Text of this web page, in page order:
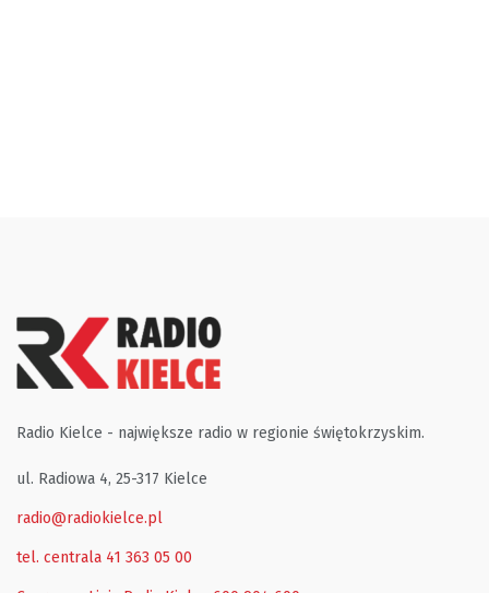
Radio Kielce - największe radio w regionie świętokrzyskim.
ul. Radiowa 4, 25-317 Kielce
radio@radiokielce.pl
tel. centrala 41 363 05 00